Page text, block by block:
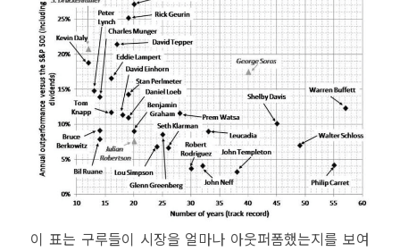
이 표는 구루들이 시장을 얼마나 아웃퍼폼했는지를 보여